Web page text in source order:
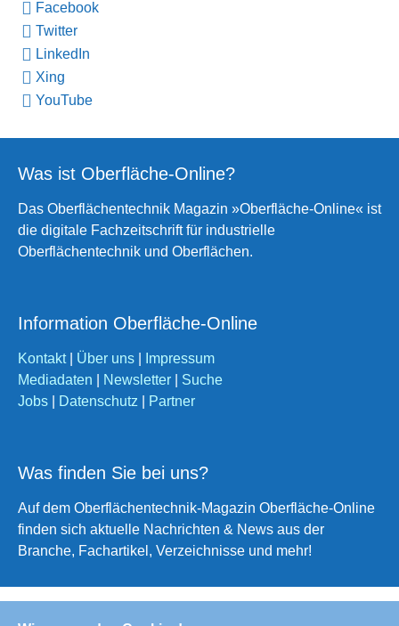
Facebook
Twitter
LinkedIn
Xing
YouTube
Was ist Oberfläche-Online?
Das Oberflächentechnik Magazin »Oberfläche-Online« ist
die digitale Fachzeitschrift für industrielle
Oberflächentechnik und Oberflächen.
Information Oberfläche-Online
Kontakt| Über uns
Impressum
Mediadaten
Newsletter
Suche
Jobs
Datenschutz Partner
Was finden Sie bei uns?
Auf dem Oberflächentechnik-Magazin Oberfläche-Online
finden sich aktuelle Nachrichten & News aus der
Branche, Fachartikel, Verzeichnisse und mehr!